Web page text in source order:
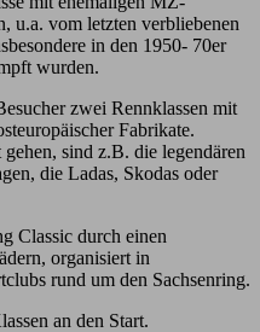
u.a. vom letzten verbliebenen
in den 1950- 70er
wurden.
zwei Rennklassen mit
Fabrikate.
sind z.B. die legendären
die Ladas, Skodas oder
Classic durch einen
organisiert in
rund um den Sachsenring.
an den Start.